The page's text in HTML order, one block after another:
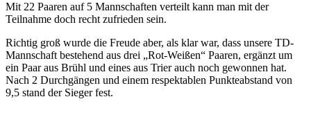
Mit 22 Paaren auf 5 Mannschaften verteilt kann man mit der
Teilnahme doch recht zufrieden sein.
Richtig groß wurde die Freude aber, als klar war, dass unsere TD-
Mannschaft bestehend aus drei „Rot-Weißen“ Paaren, ergänzt um
ein Paar aus Brühl und eines aus Trier auch noch gewonnen hat.
Nach 2 Durchgängen und einem respektablen Punkteabstand von
9,5 stand der Sieger fest.